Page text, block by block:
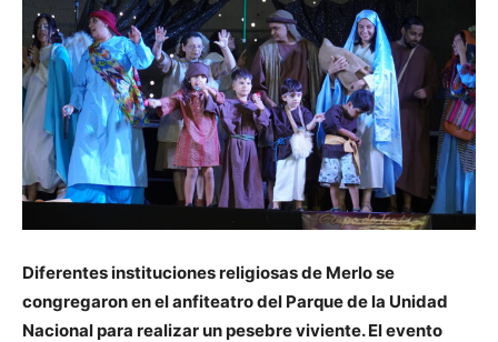
Diferentes instituciones religiosas de Merlo se
congregaron en el anfiteatro del Parque de la Unidad
Nacional para realizar un pesebre viviente. El evento